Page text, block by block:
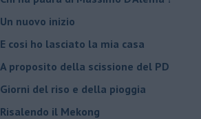
Un nuovo inizio
​E cosi ho lasciato la mia casa
A proposito della scissione del PD
​Giorni del riso e della pioggia
Risalendo il Mekong